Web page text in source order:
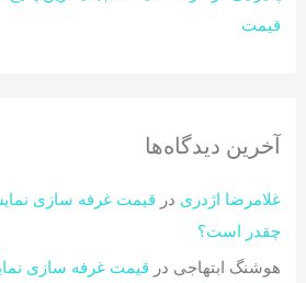
قیمت
آخرین دیدگاه‌ها
غلامرضا اژدری در
چقدر است؟​
هوشنگ ابتهاجی در